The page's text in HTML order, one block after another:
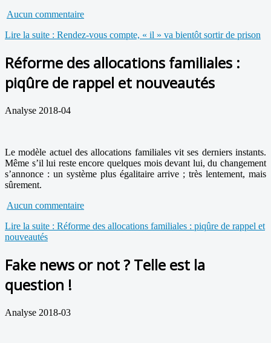
Aucun commentaire
Lire la suite : Rendez-vous compte, « il » va bientôt sortir de prison
Réforme des allocations familiales :
piqûre de rappel et nouveautés
Analyse 2018-04
Le modèle actuel des allocations familiales vit ses derniers instants.
Même s’il lui reste encore quelques mois devant lui, du changement
s’annonce : un système plus égalitaire arrive ; très lentement, mais
sûrement.
Aucun commentaire
Lire la suite : Réforme des allocations familiales : piqûre de rappel et
nouveautés
Fake news or not ? Telle est la
question !
Analyse 2018-03